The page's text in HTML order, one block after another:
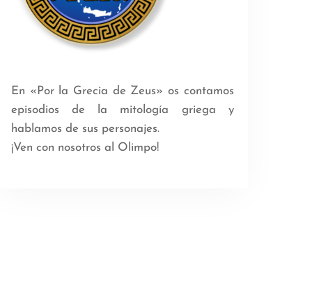
En «Por la Grecia de Zeus» os contamos
episodios de la mitología griega y
hablamos de sus personajes.
¡Ven con nosotros al Olimpo!